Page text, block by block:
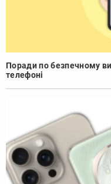
Поради по безпечному
телефоні